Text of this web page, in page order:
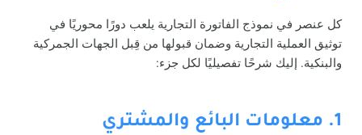
كل عنصر في نموذج الفاتورة التجارية يلعب دورًا محوريًا في
توثيق العملية التجارية وضمان قبولها من قِبل الجهات الجمركية
والبنكية. إليك شرحًا تفصيليًا لكل جزء:
1. معلومات البائع والمشتري